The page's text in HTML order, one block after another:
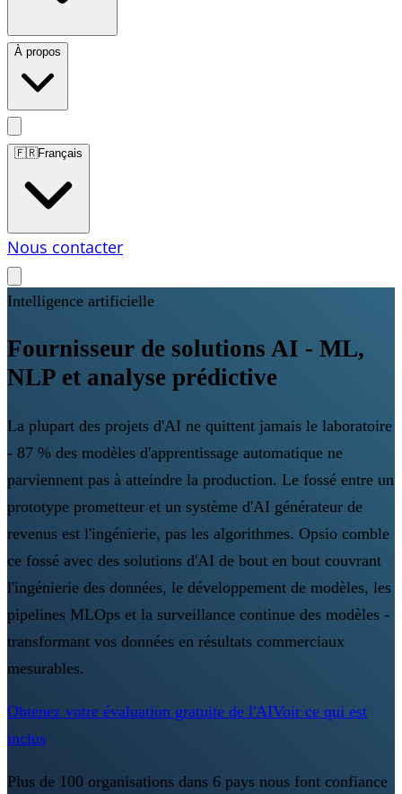
À propos
🇫🇷Français
Nous contacter
Intelligence artificielle
Fournisseur de solutions AI - ML,
NLP et analyse prédictive
La plupart des projets d'AI ne quittent jamais le laboratoire
- 87 % des modèles d'apprentissage automatique ne
parviennent pas à atteindre la production. Le fossé entre un
prototype prometteur et un système d'AI générateur de
revenus est l'ingénierie, pas les algorithmes. Opsio comble
ce fossé avec des solutions d'AI de bout en bout couvrant
l'ingénierie des données, le développement de modèles, les
pipelines MLOps et la surveillance continue des modèles -
transformant vos données en résultats commerciaux
mesurables.
Obtenez votre évaluation gratuite de l'AIVoir ce qui est
inclus
Plus de 100 organisations dans 6 pays nous font confiance